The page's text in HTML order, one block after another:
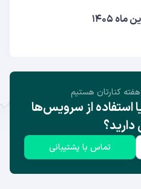
کنارتان هستیم
از سرویس‌ها
تماس با پشتیبانی